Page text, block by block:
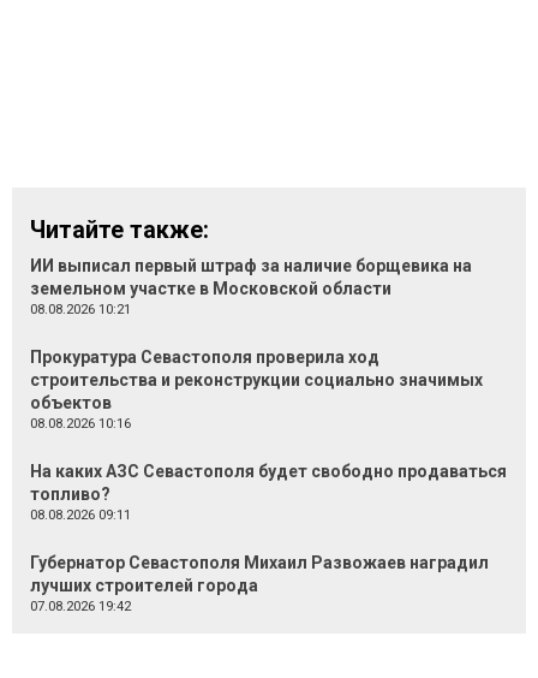
Читайте также:
ИИ выписал первый штраф за наличие борщевика на
земельном участке в Московской области
08.08.2026 10:21
Прокуратура Севастополя проверила ход
строительства и реконструкции социально значимых
объектов
08.08.2026 10:16
На каких АЗС Севастополя будет свободно продаваться
топливо?
08.08.2026 09:11
Губернатор Севастополя Михаил Развожаев наградил
лучших строителей города
07.08.2026 19:42